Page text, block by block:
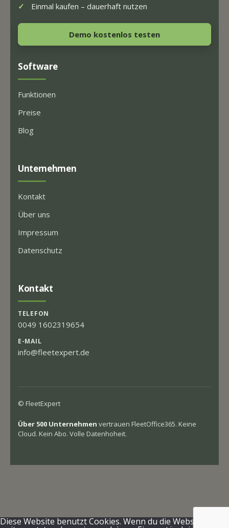
Einmal kaufen – dauerhaft nutzen
Demo kostenlos testen
Software
Funktionen
Preise
Blog
Unternehmen
Kontakt
Über uns
Impressum
Datenschutz
Kontakt
TELEFON
0049 1602319654
E-MAIL
info@fleetexpert.de
© FleetExpert
Über 500 Unternehmen vertrauen FleetOffice365. Keine
Cloud. Kein Abo. Volle Datenhoheit.
Diese Website benutzt Cookies. Wenn du die Website